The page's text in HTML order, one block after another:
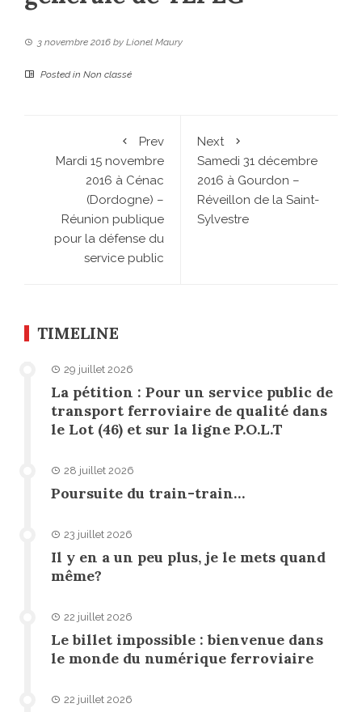
3 novembre 2016 by Lionel Maury
Posted in Non classé
Prev
Mardi 15 novembre
2016 à Cénac
(Dordogne) –
Réunion publique
pour la défense du
service public
Next
Samedi 31 décembre
2016 à Gourdon –
Réveillon de la Saint-
Sylvestre
TIMELINE
29 juillet 2026
La pétition : Pour un service public de
transport ferroviaire de qualité dans
le Lot (46) et sur la ligne P.O.L.T
28 juillet 2026
Poursuite du train-train…
23 juillet 2026
Il y en a un peu plus, je le mets quand
même?
22 juillet 2026
Le billet impossible : bienvenue dans
le monde du numérique ferroviaire
22 juillet 2026